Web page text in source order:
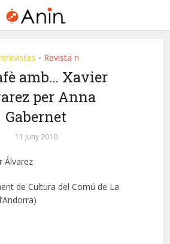
• Revista n
amb… Xavier
per Anna
Gabernet
11 juny 2010
Álvarez
de Cultura del Comú de La